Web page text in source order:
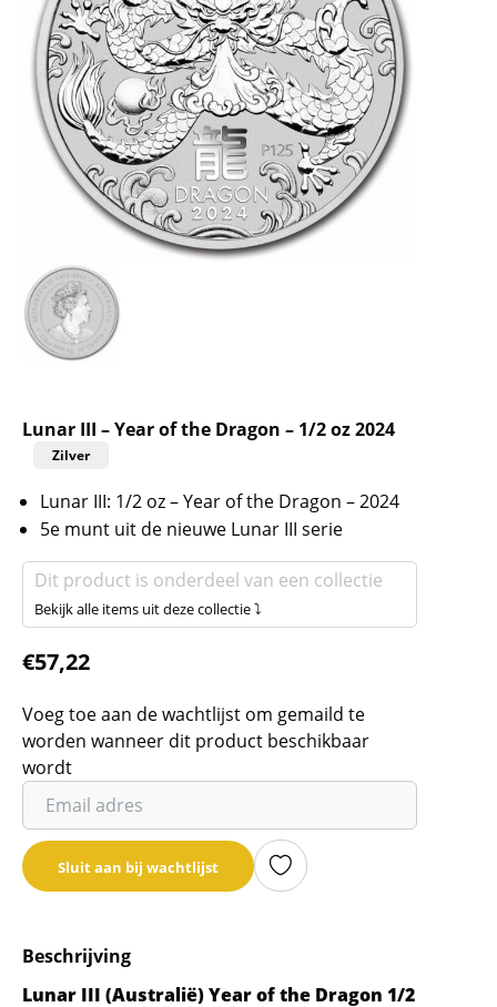
Lunar III – Year of the Dragon – 1/2 oz 2024
Zilver
Lunar III: 1/2 oz – Year of the Dragon – 2024
5e munt uit de nieuwe Lunar III serie
Dit product is onderdeel van een collectie
Bekijk alle items uit deze collectie ⤵
€57,22
Voeg toe aan de wachtlijst om gemaild te
worden wanneer dit product beschikbaar
wordt
Vul
je
email
adres
de
wachtlijst
Sluit aan bij wachtlijst
Beschrijving
Lunar III (Australië) Year of the Dragon 1/2